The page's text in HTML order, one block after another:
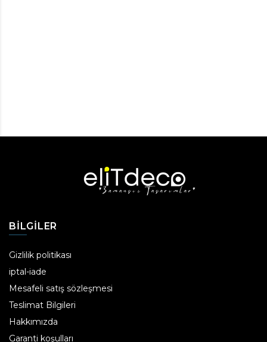
BILGILER
Gizlilik politikası
iptal-iade
Mesafeli satış sözleşmesi
Teslimat Bilgileri
Hakkımızda
Garanti koşulları